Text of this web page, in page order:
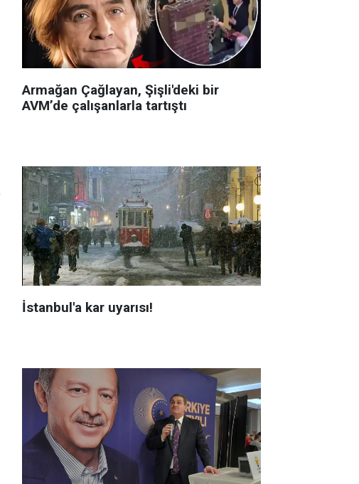
Armağan Çağlayan, Şişli'deki bir
AVM’de çalışanlarla tartıştı
İstanbul'a kar uyarısı!